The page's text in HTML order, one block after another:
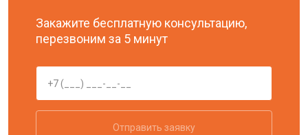
Закажите бесплатную консультацию,
перезвоним за 5 минут
Отправить заявку